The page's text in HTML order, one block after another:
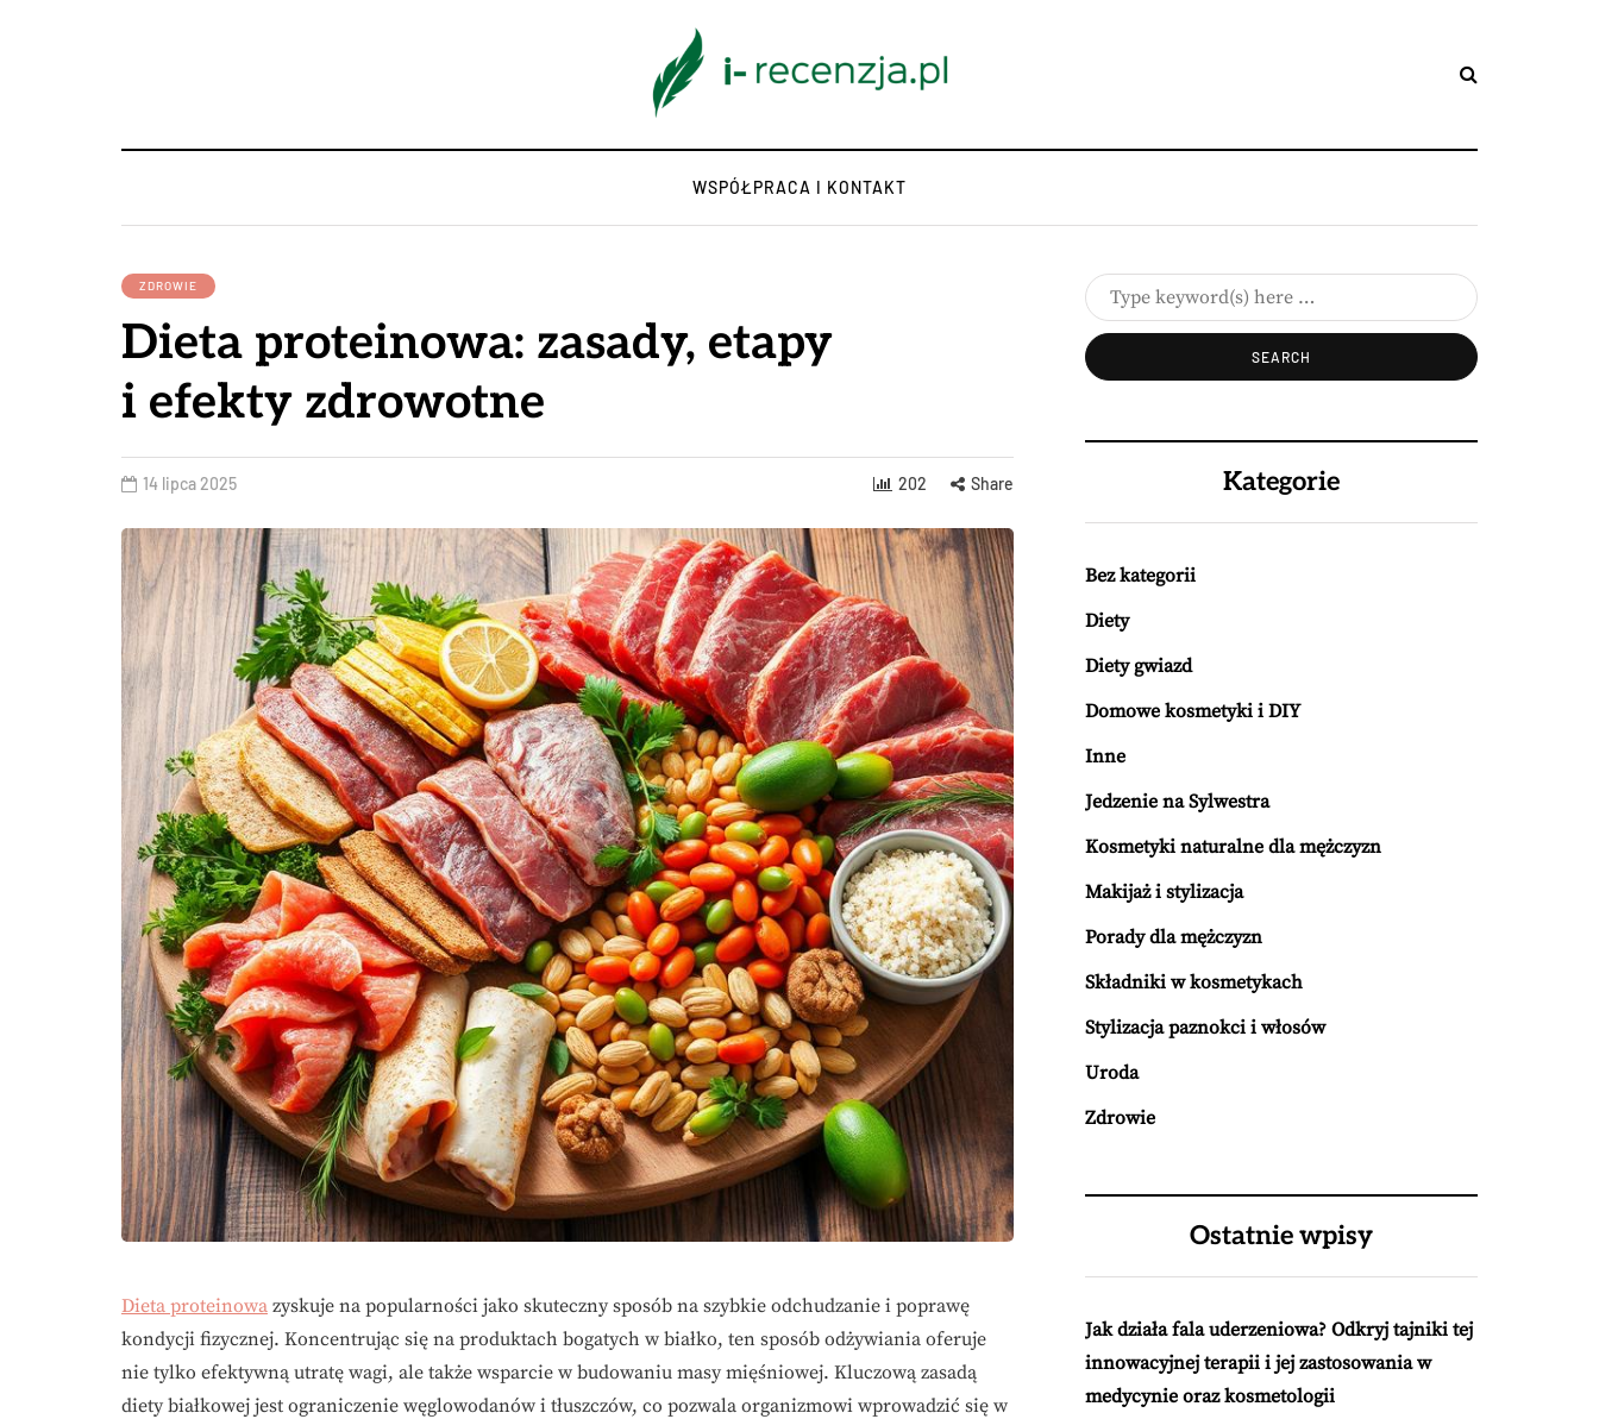
WSPÓŁPRACA I KONTAKT
ZDROWIE
Dieta proteinowa: zasady, etapy
i efekty zdrowotne
14 lipca 2025 202 Share
Dieta proteinowa zyskuje na popularności jako skuteczny sposób na szybkie odchudzanie i poprawę
kondycji fizycznej. Koncentrując się na produktach bogatych w białko, ten sposób odżywiania oferuje
nie tylko efektywną utratę wagi, ale także wsparcie w budowaniu masy mięśniowej. Kluczową zasadą
diety białkowej jest ograniczenie węglowodanów i tłuszczów, co pozwala organizmowi wprowadzić się w
Kategorie
Bez kategorii
Diety
Diety gwiazd
Domowe kosmetyki i DIY
Inne
Jedzenie na Sylwestra
Kosmetyki naturalne dla mężczyzn
Makijaż i stylizacja
Porady dla mężczyzn
Składniki w kosmetykach
Stylizacja paznokci i włosów
Uroda
Zdrowie
Ostatnie wpisy
Jak działa fala uderzeniowa? Odkryj tajniki tej
innowacyjnej terapii i jej zastosowania w
medycynie oraz kosmetologii